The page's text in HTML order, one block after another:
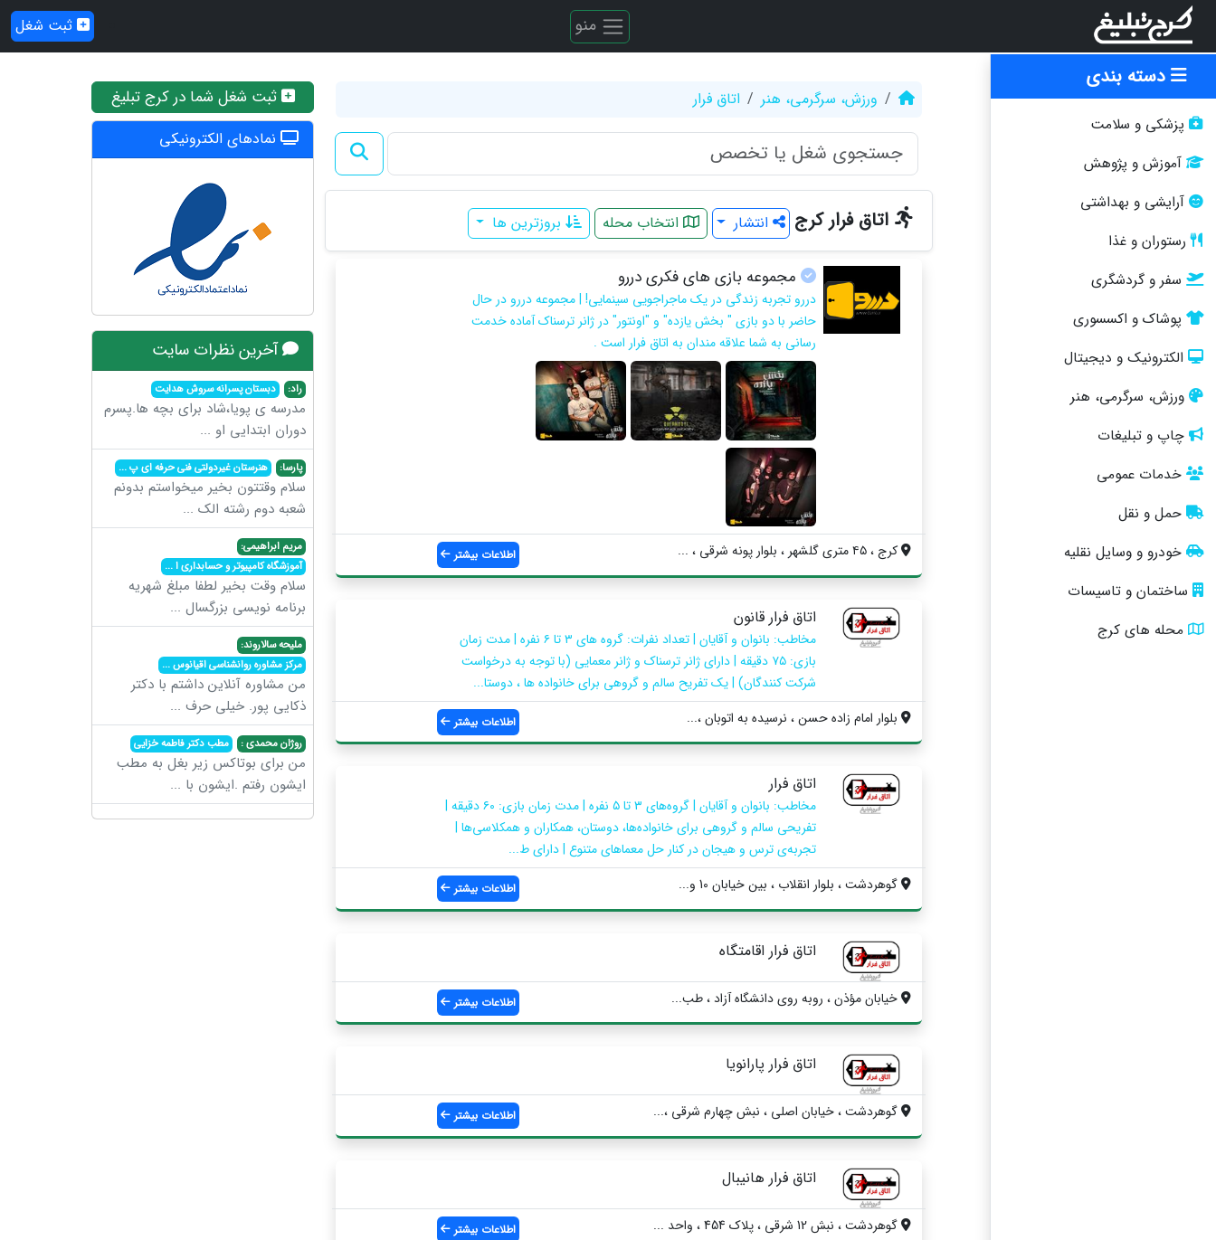
منو ثبت شغل
دسته بندی
پزشکی و سلامت
آموزش و پژوهش
آرایشی و بهداشتی
رستوران و غذا
سفر و گردشگری
پوشاک و اکسسوری
الکترونیک و دیجیتال
ورزش، سرگرمی، هنر
چاپ و تبلیغات
خدمات عمومی
حمل و نقل
خودرو و وسایل نقلیه
ساختمان و تاسیسات
محله های کرج
ورزش، سرگرمی، هنر اتاق فرار
اتاق فرار کرج انتشار انتخاب محله بروزترین ها
مجموعه بازی های فکری دررو
دررو تجربه زندگی در یک ماجراجویی سینمایی! | مجموعه دررو در حال
حاضر با دو بازی " بخش یازده" و "اونتور" در ژانر ترسناک آماده خدمت
رسانی به شما علاقه مندان به اتاق فرار است .
کرج ، ۴۵ متری گلشهر ، بلوار پونه شرقی ، ... اطلاعات بیشتر
اتاق فرار قانون
مخاطب: بانوان و آقایان | تعداد نفرات: گروه های ۳ تا ۶ نفره | مدت زمان
بازی: ۷۵ دقیقه | دارای ژانر ترسناک و ژانر معمایی (با توجه به درخواست
شرکت کنندگان) | یک تفریح سالم و گروهی برای خانواده ها ، دوستا...
بلوار امام زاده حسن ، نرسیده به اتوبان ،...
اطلاعات بیشتر
اتاق فرار
مخاطب: بانوان و آقایان | گروه‌های ۳ تا ۵ نفره | مدت زمان بازی: ۶۰ دقیقه |
تفریحی سالم و گروهی برای خانواده‌ها، دوستان، همکاران و همکلاسی‌ها |
تجربه‌ی ترس و هیجان در کنار حل معماهای متنوع | دارای ط...
گوهردشت ، بلوار انقلاب ، بین خیابان 10 و...
اطلاعات بیشتر
اتاق فرار اقامتگاه
خیابان مؤذن ، روبه روی دانشگاه آزاد ، طب... اطلاعات بیشتر
اتاق فرار پارانویا
گوهردشت ، خیابان اصلی ، نبش چهارم شرقی ،... اطلاعات بیشتر
اتاق فرار هانیبال
گوهردشت ، نبش 12 شرقی ، پلاک 454 ، واحد ... اطلاعات بیشتر
ثبت شغل شما در کرج تبلیغ
نمادهای الکترونیکی
آخرین نظرات سایت
راد: دبستان پسرانه سروش هدایت
مدرسه ی پویا،شاد برای بچه ها.پسرم
دوران ابتدایی او ...
پارسا: هنرستان غیردولتی فنی حرفه ای پ...
سلام وقتتون بخیر میخواستم بدونم
شعبه دوم رشته الک ...
مریم ابراهیمی:
آموزشگاه کامپیوتر و حسابداری ا...
سلام وقت بخیر لطفا مبلغ شهریه
برنامه نویسی بزرگسال ...
ملیحه سالاروند:
مرکز مشاوره روانشناسی اقیانوس...
من مشاوره آنلاین داشتم با دکتر
ذکایی پور. خیلی حرف ...
روژان محمدی : مطب دکتر فاطمه خزایی
من برای بوتاکس زیر بغل به مطب
ایشون رفتم .ایشون با ...